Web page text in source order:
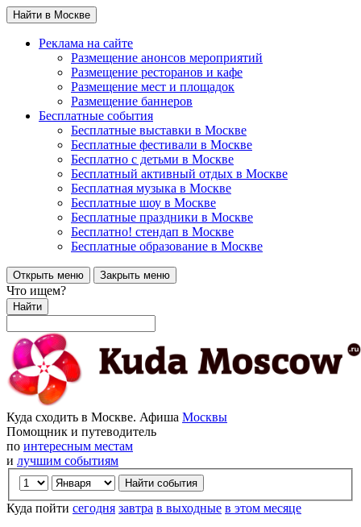
Найти в Москве
Реклама на сайте
Размещение анонсов мероприятий
Размещение ресторанов и кафе
Размещение мест и площадок
Размещение баннеров
Бесплатные события
Бесплатные выставки в Москве
Бесплатные фестивали в Москве
Бесплатно с детьми в Москве
Бесплатный активный отдых в Москве
Бесплатная музыка в Москве
Бесплатные шоу в Москве
Бесплатные праздники в Москве
Бесплатно! стендап в Москве
Бесплатные образование в Москве
Открыть меню Закрыть меню
Что ищем?
Найти
Куда сходить в Москве. Афиша Москвы
Помощник и путеводитель
по интересным местам
и лучшим событиям
Куда пойти сегодня завтра в выходные в этом месяце